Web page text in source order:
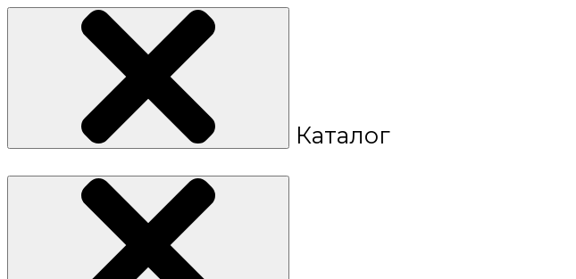
Каталог